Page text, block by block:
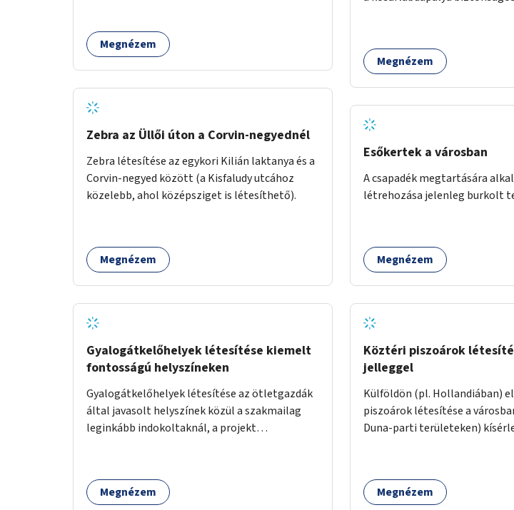
Megnézem
Zebra az Üllői úton a Corvin-negyednél
Zebra létesítése az egykori Kilián laktanya és a
Corvin-negyed között (a Kisfaludy utcához
közelebb, ahol középsziget is létesíthető).
Megnézem
Gyalogátkelőhelyek létesítése kiemelt
fontosságú helyszíneken
Gyalogátkelőhelyek létesítése az ötletgazdák
által javasolt helyszínek közül a szakmailag
leginkább indokoltaknál, a projekt
Megnézem
Megnézem
Esőkertek a városban
A csapadék megtartására
létrehozása jelenleg burkolt
Megnézem
Köztéri piszoárok
jelleggel
Külföldön (pl. Hollandiában)
piszoárok létesítése a
Duna-parti területeken)
Megnézem